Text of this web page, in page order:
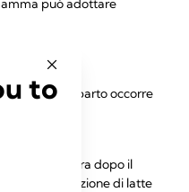
la durata
dopo il parto occorre
la prima ora dopo il
la produzione di latte
to